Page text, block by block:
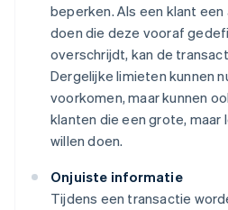
beperken. Als een klant
doen die deze vooraf
overschrijdt, kan de
Dergelijke limieten kunnen
voorkomen, maar kunnen
klanten die een grote, maar
willen doen.
Onjuiste informatie
Tijdens een transactie